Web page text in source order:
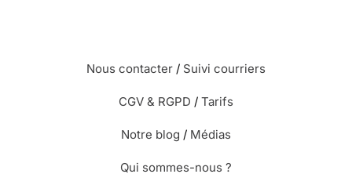
Nous contacter / Suivi courriers
CGV & RGPD / Tarifs
Notre blog / Médias
Qui sommes-nous ?